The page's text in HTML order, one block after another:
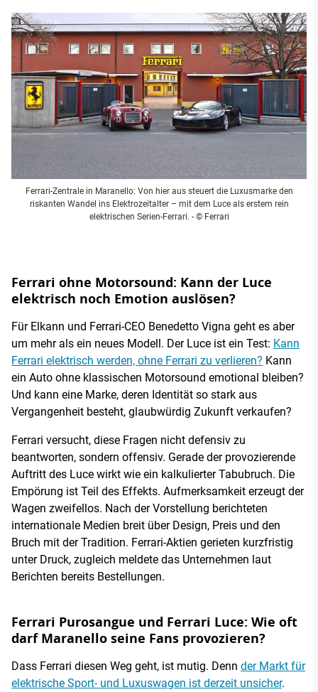
Ferrari-Zentrale in Maranello: Von hier aus steuert die Luxusmarke den
riskanten Wandel ins Elektrozeitalter – mit dem Luce als erstem rein
elektrischen Serien-Ferrari. - © Ferrari
Ferrari ohne Motorsound: Kann der Luce
elektrisch noch Emotion auslösen?
Für Elkann und Ferrari-CEO Benedetto Vigna geht es aber
um mehr als ein neues Modell. Der Luce ist ein Test: Kann
Ferrari elektrisch werden, ohne Ferrari zu verlieren? Kann
ein Auto ohne klassischen Motorsound emotional bleiben?
Und kann eine Marke, deren Identität so stark aus
Vergangenheit besteht, glaubwürdig Zukunft verkaufen?
Ferrari versucht, diese Fragen nicht defensiv zu
beantworten, sondern offensiv. Gerade der provozierende
Auftritt des Luce wirkt wie ein kalkulierter Tabubruch. Die
Empörung ist Teil des Effekts. Aufmerksamkeit erzeugt der
Wagen zweifellos. Nach der Vorstellung berichteten
internationale Medien breit über Design, Preis und den
Bruch mit der Tradition. Ferrari-Aktien gerieten kurzfristig
unter Druck, zugleich meldete das Unternehmen laut
Berichten bereits Bestellungen.
Ferrari Purosangue und Ferrari Luce: Wie oft
darf Maranello seine Fans provozieren?
Dass Ferrari diesen Weg geht, ist mutig. Denn der Markt für
elektrische Sport- und Luxuswagen ist derzeit unsicher.